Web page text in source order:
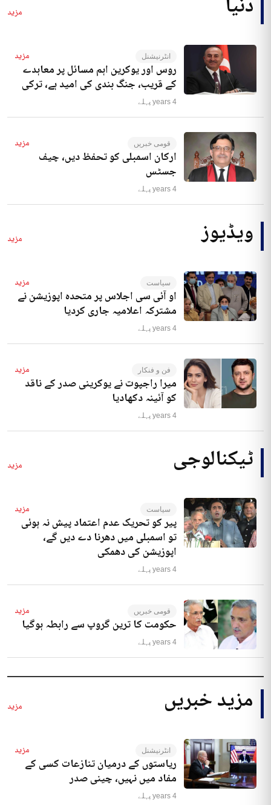
دنیا مزید
انٹرنیشنل مزید
روس اور یوکرین اہم مسائل پر معاہدے
کے قریب، جنگ بندی کی امید ہے، ترکی
4 years پہلے
قومی خبریں مزید
ارکان اسمبلی کو تحفظ دیں، چیف
جسٹس
4 years پہلے
ویڈیوز مزید
سیاست مزید
او آئی سی اجلاس پر متحدہ اپوزیشن نے
مشترکہ اعلامیہ جاری کردیا
4 years پہلے
فن و فنکار مزید
میرا راجپوت نے یوکرینی صدر کے ناقد
کو آئینہ دکھادیا
4 years پہلے
ٹیکنالوجی مزید
سیاست مزید
پیر کو تحریک عدم اعتماد پیش نہ ہوئی
تو اسمبلی میں دھرنا دے دیں گے،
اپوزیشن کی دھمکی
4 years پہلے
قومی خبریں مزید
حکومت کا ترین گروپ سے رابطہ ہوگیا
4 years پہلے
مزید خبریں مزید
انٹرنیشنل مزید
ریاستوں کے درمیان تنازعات کسی کے
مفاد میں نہیں، چینی صدر
4 years پہلے